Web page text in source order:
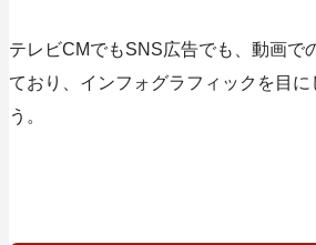
テレビCMでもSNS広告でも、動画で
ており、インフォグラフィックを目に
う。